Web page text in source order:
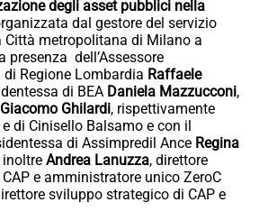
degli asset pubblici nella
dal gestore del servizio
Città metropolitana di Milano a
presenza dell’Assessore
di Regione Lombardia Raffaele
di BEA Daniela Mazzucconi,
Giacomo Ghilardi, rispettivamente
di Cinisello Balsamo e con il
di Assimpredil Ance Regina
inoltre Andrea Lanuzza, direttore
e amministratore unico ZeroC
sviluppo strategico di CAP e